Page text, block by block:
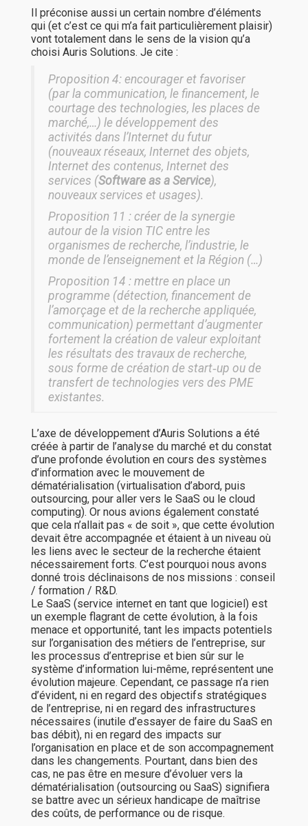
Il préconise aussi un certain nombre d’éléments
qui (et c’est ce qui m’a fait particulièrement plaisir)
vont totalement dans le sens de la vision qu’a
choisi Auris Solutions. Je cite :
Proposition 4: encourager et favoriser
(par la communication, le financement, le
courtage des technologies, les places de
marché,…) le développement des
activités dans l’Internet du futur
(nouveaux réseaux, Internet des objets,
Internet des contenus, Internet des
services (Software as a Service),
nouveaux services et usages).
Proposition 11 : créer de la synergie
autour de la vision TIC entre les
organismes de recherche, l’industrie, le
monde de l’enseignement et la Région (…)
Proposition 14 : mettre en place un
programme (détection, financement de
l’amorçage et de la recherche appliquée,
communication) permettant d’augmenter
fortement la création de valeur exploitant
les résultats des travaux de recherche,
sous forme de création de start‐up ou de
transfert de technologies vers des PME
existantes.
L’axe de développement d’Auris Solutions a été
créée à partir de l’analyse du marché et du constat
d’une profonde évolution en cours des systèmes
d’information avec le mouvement de
dématérialisation (virtualisation d’abord, puis
outsourcing, pour aller vers le SaaS ou le cloud
computing). Or nous avions également constaté
que cela n’allait pas « de soit », que cette évolution
devait être accompagnée et étaient à un niveau où
les liens avec le secteur de la recherche étaient
nécessairement forts. C’est pourquoi nous avons
donné trois déclinaisons de nos missions : conseil
/ formation / R&D.
Le SaaS (service internet en tant que logiciel) est
un exemple flagrant de cette évolution, à la fois
menace et opportunité, tant les impacts potentiels
sur l’organisation des métiers de l’entreprise, sur
les processus d’entreprise et bien sûr sur le
système d’information lui-même, représentent une
évolution majeure. Cependant, ce passage n’a rien
d’évident, ni en regard des objectifs stratégiques
de l’entreprise, ni en regard des infrastructures
nécessaires (inutile d’essayer de faire du SaaS en
bas débit), ni en regard des impacts sur
l’organisation en place et de son accompagnement
dans les changements. Pourtant, dans bien des
cas, ne pas être en mesure d’évoluer vers la
dématérialisation (outsourcing ou SaaS) signifiera
se battre avec un sérieux handicape de maîtrise
des coûts, de performance ou de risque.